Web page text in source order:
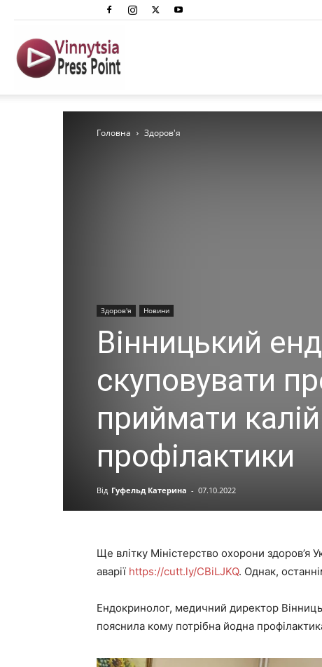
Преспоінт
Головна Здоров'я
Здоров'я Новини
Вінницький
скуповувати
приймати
профілактики
Від Гуфельд Катерина - 07.10.2022
Ще влітку Міністерство охорони здоров’я
аварії https://cutt.ly/CBiLJKQ. Однак,
Ендокринолог, медичний директор
пояснила кому потрібна йодна